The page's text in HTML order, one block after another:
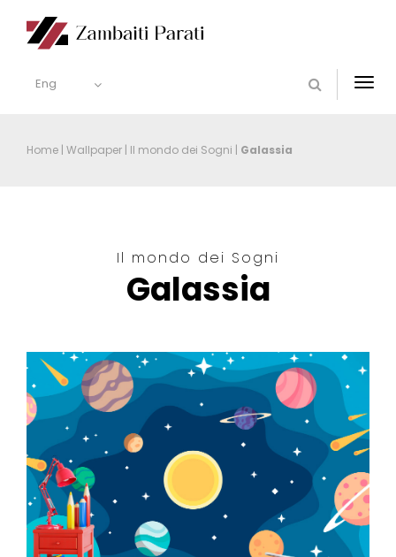
Eng
Home | Wallpaper | Il mondo dei Sogni | Galassia
Il mondo dei Sogni
Galassia